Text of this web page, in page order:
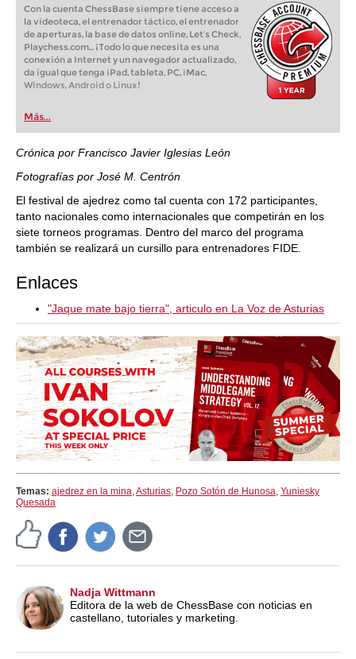
Con la cuenta ChessBase siempre tiene acceso a
la videoteca, el entrenador táctico, el entrenador
de aperturas, la base de datos online, Let’s Check,
Playchess.com... ¡Todo lo que necesita es una
conexión a Internet y un navegador actualizado,
da igual que tenga iPad, tableta, PC, iMac,
Windows, Android o Linux!
Más...
Crónica por Francisco Javier Iglesias León
Fotografías por José M. Centrón
El festival de ajedrez como tal cuenta con 172 participantes,
tanto nacionales como internacionales que competirán en los
siete torneos programas. Dentro del marco del programa
también se realizará un cursillo para entrenadores FIDE.
Enlaces
"Jaque mate bajo tierra", articulo en La Voz de Asturias
Temas: ajedrez en la mina,Asturias, Pozo Sotón de Hunosa, Yuniesky
Quesada
Nadja Wittmann
Editora de la web de ChessBase con noticias en
castellano, tutoriales y marketing.